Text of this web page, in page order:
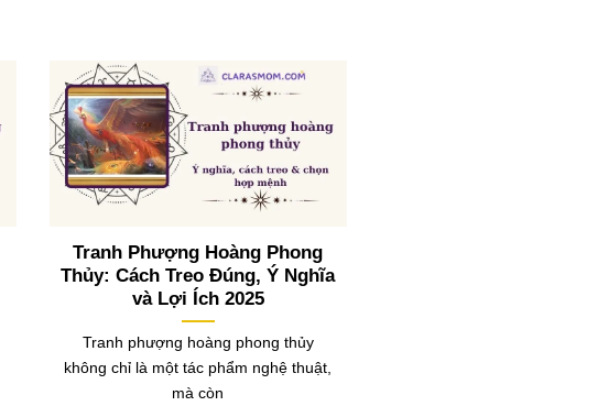
Tranh Phượng Hoàng Phong
Thủy: Cách Treo Đúng, Ý Nghĩa
và Lợi Ích 2025
Tranh phượng hoàng phong thủy
không chỉ là một tác phẩm nghệ thuật,
mà còn